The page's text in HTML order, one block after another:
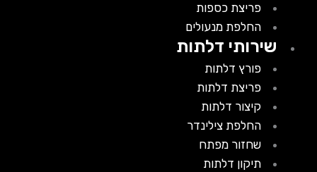
פריצת כספות
החלפת מנעולים
שירותי דלתות
פורץ דלתות
פריצת דלתות
קיצור דלתות
החלפת צילינדר
שחזור מפתח
תיקון דלתות